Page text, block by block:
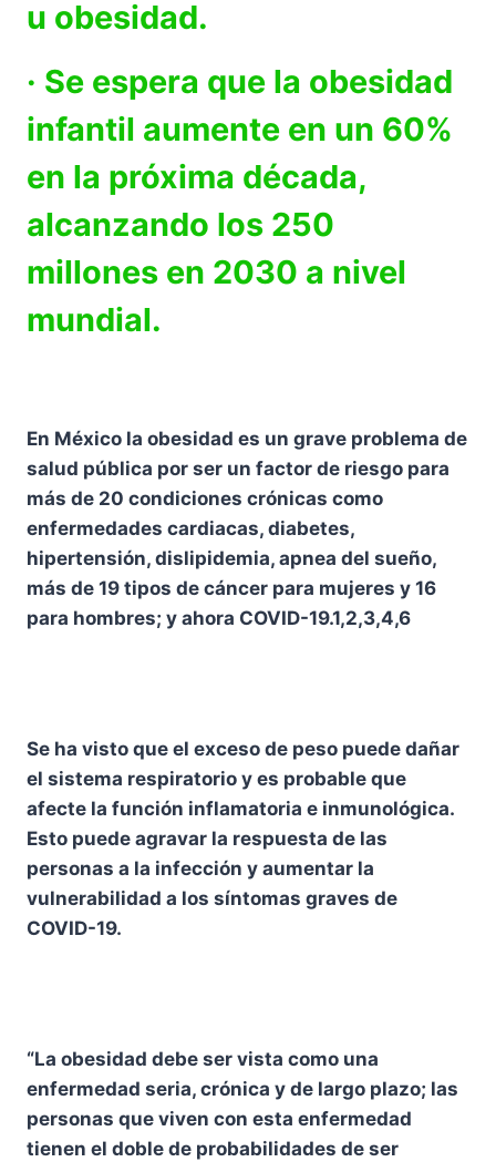
u obesidad.
· Se espera que la obesidad
infantil aumente en un 60%
en la próxima década,
alcanzando los 250
millones en 2030 a nivel
mundial.
En México la obesidad es un grave problema de
salud pública por ser un factor de riesgo para
más de 20 condiciones crónicas como
enfermedades cardiacas, diabetes,
hipertensión, dislipidemia, apnea del sueño,
más de 19 tipos de cáncer para mujeres y 16
para hombres; y ahora COVID-19.1,2,3,4,6
Se ha visto que el exceso de peso puede dañar
el sistema respiratorio y es probable que
afecte la función inflamatoria e inmunológica.
Esto puede agravar la respuesta de las
personas a la infección y aumentar la
vulnerabilidad a los síntomas graves de
COVID-19.
“La obesidad debe ser vista como una
enfermedad seria, crónica y de largo plazo; las
personas que viven con esta enfermedad
tienen el doble de probabilidades de ser